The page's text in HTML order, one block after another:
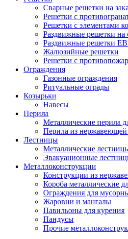
Сварные решетки на
Решетки с
Решетки с элементами
Раздвижные решетки на
Раздвижные решетки
Жалюзийные решетки
Решетки с
Ограждения
Газонные ограждения
Ритуальные ограды
Козырьки
Навесы
Перила
Металлические перила
Перила из нержавеющей
Лестницы
Металлические
Эвакуационные
Металлоконструкции
Конструкции из
Короба металлические
Ограждения для
Жаровни и мангалы
Павильоны для курения
Пандусы
Прочие